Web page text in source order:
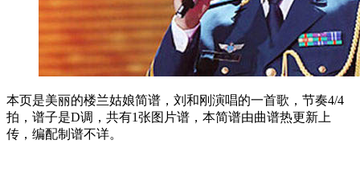
本页是美丽的楼兰姑娘简谱，刘和刚演唱的一首歌，节奏4/4
拍，谱子是D调，共有1张图片谱，本简谱由曲谱热更新上
传，编配制谱不详。